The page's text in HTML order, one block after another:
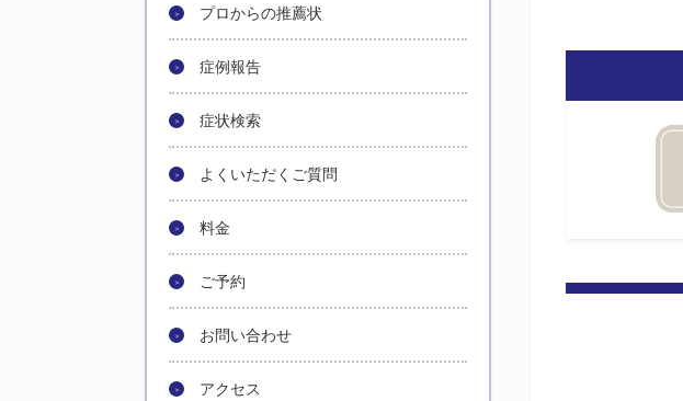
プロからの推薦状
症例報告
症状検索
よくいただくご質問
料金
ご予約
お問い合わせ
アクセス